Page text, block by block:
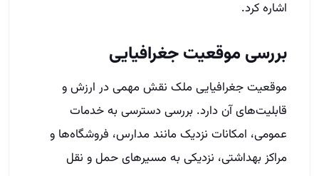
اشاره کرد.
بررسی موقعیت جغرافیایی
موقعیت جغرافیایی ملک نقش مهمی در ارزش و
قابلیت‌های آن دارد. بررسی دسترسی به خدمات
عمومی، امکانات نزدیک مانند مدارس، فروشگاه‌ها و
مراکز بهداشتی، نزدیکی به مسیرهای حمل و نقل